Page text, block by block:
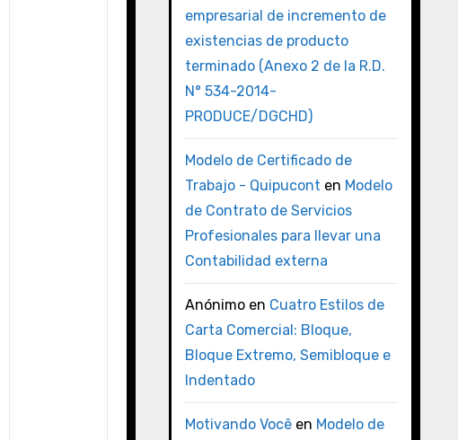
empresarial de incremento de
existencias de producto
terminado (Anexo 2 de la R.D.
N° 534-2014-
PRODUCE/DGCHD)
Modelo de Certificado de
Trabajo - Quipucont en Modelo
de Contrato de Servicios
Profesionales para llevar una
Contabilidad externa
Anónimoen Cuatro Estilos de
Carta Comercial: Bloque,
Bloque Extremo, Semibloque e
Indentado
Motivando Vocêen Modelo de